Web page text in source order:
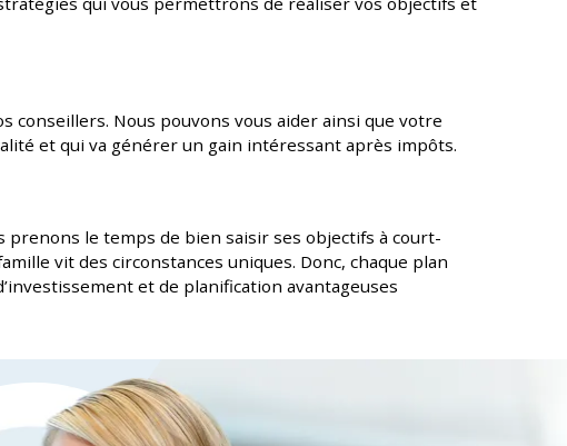
conseillers. Nous pouvons vous aider ainsi que votre
et qui va générer un gain intéressant après impôts.
le temps de bien saisir ses objectifs à court-
vit des circonstances uniques. Donc, chaque plan
et de planification avantageuses